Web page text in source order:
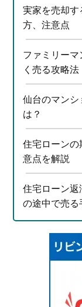
実家を売却す
方、注意点
ファミリー
く売る攻略法
仙台のマン
は？
住宅ローン
意点を解説
住宅ローン
の途中で売